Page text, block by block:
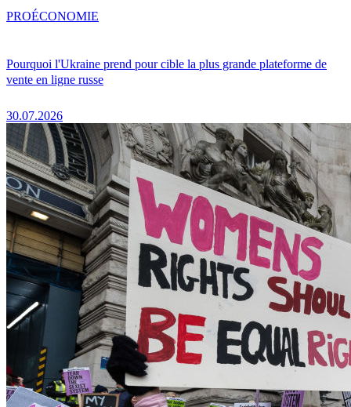
Pourquoi l'Ukraine prend pour cible la plus grande plateforme de
vente en ligne russe
30.07.2026
PROÉCONOMIE